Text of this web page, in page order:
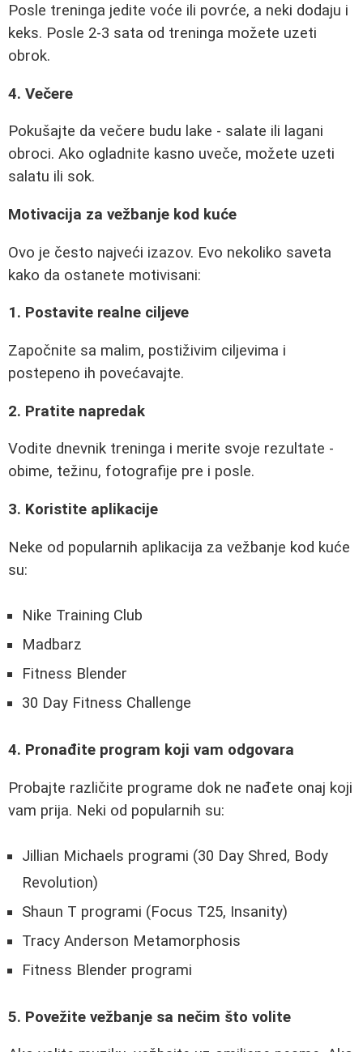
Posle treninga jedite voće ili povrće, a neki dodaju i
keks. Posle 2-3 sata od treninga možete uzeti
obrok.
4. Večere
Pokušajte da večere budu lake - salate ili lagani
obroci. Ako ogladnite kasno uveče, možete uzeti
salatu ili sok.
Motivacija za vežbanje kod kuće
Ovo je često najveći izazov. Evo nekoliko saveta
kako da ostanete motivisani:
1. Postavite realne ciljeve
Započnite sa malim, postiživim ciljevima i
postepeno ih povećavajte.
2. Pratite napredak
Vodite dnevnik treninga i merite svoje rezultate -
obime, težinu, fotografije pre i posle.
3. Koristite aplikacije
Neke od popularnih aplikacija za vežbanje kod kuće
su:
Nike Training Club
Madbarz
Fitness Blender
30 Day Fitness Challenge
4. Pronađite program koji vam odgovara
Probajte različite programe dok ne nađete onaj koji
vam prija. Neki od popularnih su:
Jillian Michaels programi (30 Day Shred, Body
Revolution)
Shaun T programi (Focus T25, Insanity)
Tracy Anderson Metamorphosis
Fitness Blender programi
5. Povežite vežbanje sa nečim što volite